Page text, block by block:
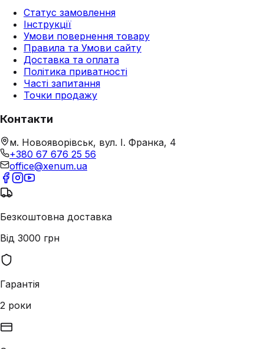
Статус замовлення
Інструкції
Умови повернення товару
Правила та Умови сайту
Доставка та оплата
Політика приватності
Часті запитання
Точки продажу
Контакти
м. Новояворівськ, вул. І. Франка, 4
+380 67 676 25 56
office@xenum.ua
Безкоштовна доставка
Від 3000 грн
Гарантія
2 роки